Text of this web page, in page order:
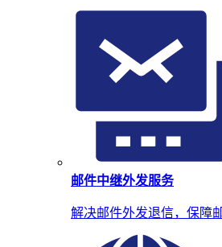
邮件中继外发服务
解决邮件外发退信，保障